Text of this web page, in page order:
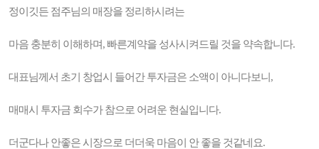
정이깃든 점주님의 매장을 정리하시려는
마음 충분히 이해하며, 빠른계약을 성사시켜드릴 것을 약속합니다.
대표님께서 초기 창업시 들어간 투자금은 소액이 아니다보니,
매매시 투자금 회수가 참으로 어려운 현실입니다.
더군다나 안좋은 시장으로 더더욱 마음이 안 좋을 것같네요.